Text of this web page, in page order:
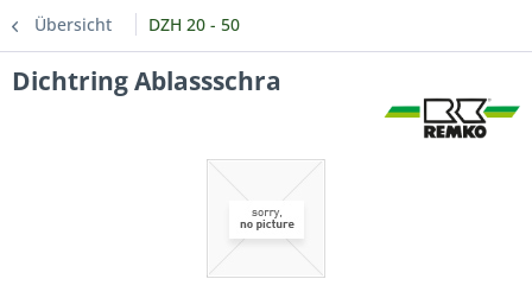
Übersicht DZH 20 - 50
Dichtring Ablassschra